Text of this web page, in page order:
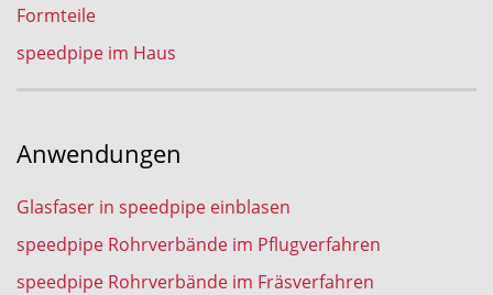
Formteile
speedpipe im Haus
Anwendungen
Glasfaser in speedpipe einblasen
speedpipe Rohrverbände im Pflugverfahren
speedpipe Rohrverbände im Fräsverfahren